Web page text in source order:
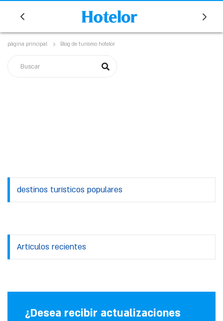
página principal Blog de turismo hotelor
destinos turísticos populares
Artículos recientes
¿Desea recibir actualizaciones